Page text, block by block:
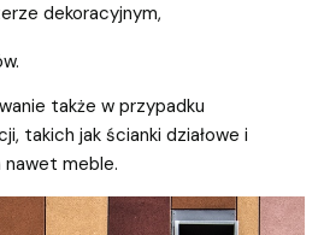
dekoracyjnym,
także w przypadku
takich jak ścianki działowe i
nawet meble.